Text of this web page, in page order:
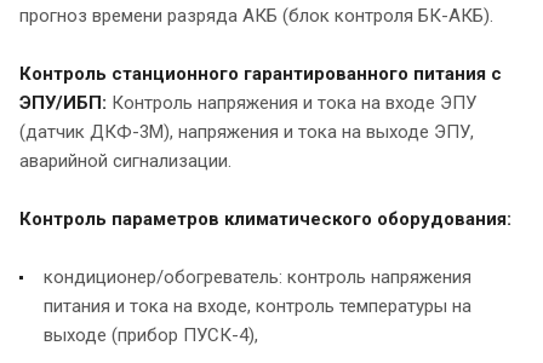
прогноз времени разряда АКБ (блок контроля БК-АКБ).
Контроль станционного гарантированного питания с
ЭПУ/ИБП: Контроль напряжения и тока на входе ЭПУ
(датчик ДКФ-3М), напряжения и тока на выходе ЭПУ,
аварийной сигнализации.
Контроль параметров климатического оборудования:
кондиционер/обогреватель: контроль напряжения
питания и тока на входе, контроль температуры на
выходе (прибор ПУСК-4),